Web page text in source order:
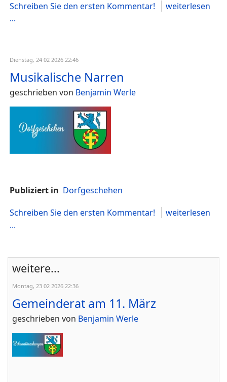
Schreiben Sie den ersten Kommentar!
weiterlesen
...
Dienstag, 24 02 2026 22:46
Musikalische Narren
geschrieben von Benjamin Werle
Publiziert in Dorfgeschehen
Schreiben Sie den ersten Kommentar!
weiterlesen
...
weitere...
Montag, 23 02 2026 22:36
Gemeinderat am 11. März
geschrieben von Benjamin Werle